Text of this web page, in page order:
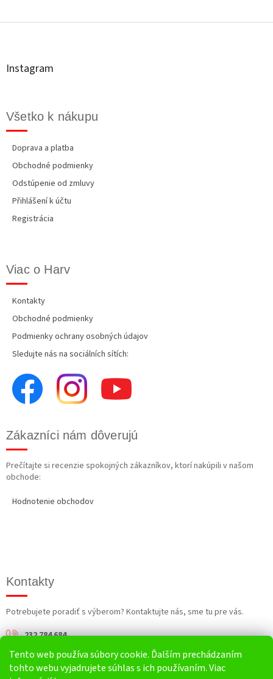
Tento web používa súbory cookie. Ďalším prechádzaním
tohto webu vyjadrujete súhlas s ich používaním. Viac
á
Instagram
Všetko k nákupu
Doprava a platba
Obchodné podmienky
Odstúpenie od zmluvy
Přihlášení k účtu
Registrácia
Viac o Harv
Kontakty
Obchodné podmienky
Podmienky ochrany osobných údajov
Sledujte nás na sociálních sítích:
Zákazníci nám dôverujú
Prečítajte si recenzie spokojných zákazníkov, ktorí nakúpili v našom
obchode:
Hodnotenie obchodov
Kontakty
Potrebujete poradiť s výberom? Kontaktujte nás, sme tu pre vás.
232 784 684
info@harv.sk